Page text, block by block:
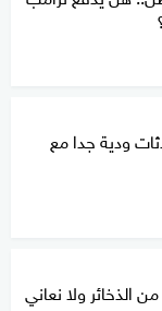
ودية جدا مع
من الذخائر ولا نعاني